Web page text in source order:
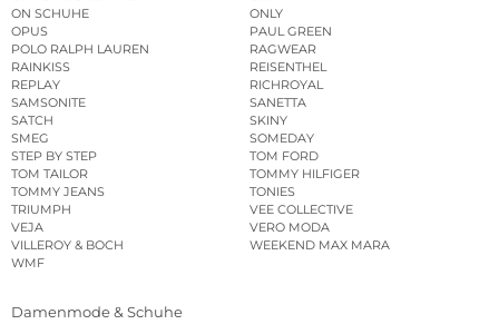
ON SCHUHE
ONLY
OPUS
PAUL GREEN
POLO RALPH LAUREN
RAGWEAR
RAINKISS
REISENTHEL
REPLAY
RICHROYAL
SAMSONITE
SANETTA
SATCH
SKINY
SMEG
SOMEDAY
STEP BY STEP
TOM FORD
TOM TAILOR
TOMMY HILFIGER
TOMMY JEANS
TONIES
TRIUMPH
VEE COLLECTIVE
VEJA
VERO MODA
VILLEROY & BOCH
WEEKEND MAX MARA
WMF
Damenmode & Schuhe